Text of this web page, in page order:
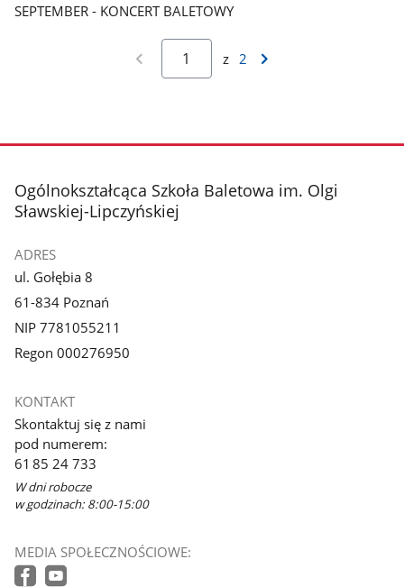
SEPTEMBER - KONCERT BALETOWY
z 2
stopka
Ogólnokształcąca Szkoła Baletowa im. Olgi
Sławskiej-Lipczyńskiej
ADRES
ul. Gołębia 8
61-834 Poznań
NIP 7781055211
Regon 000276950
KONTAKT
Skontaktuj się z nami
pod numerem:
61 85 24 733
W dni robocze
w godzinach: 8:00-15:00
MEDIA SPOŁECZNOŚCIOWE: